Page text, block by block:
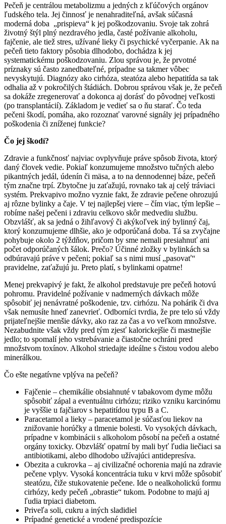
Pečeň je centrálou metabolizmu a jedných z kľúčových orgánov
ľudského tela. Jej činnosť je nenahraditeľná, avšak súčasná
moderná doba „prispieva“ k jej poškodzovaniu. Svoje tak zohrá
životný štýl plný nezdravého jedla, časté požívanie alkoholu,
fajčenie, ale tiež stres, užívané lieky či psychické vyčerpanie. Ak na
pečeň tieto faktory pôsobia dlhodobo, dochádza k jej
systematickému poškodzovaniu. Zlou správou je, že prvotné
príznaky sú často zanedbateľné, prípadne sa takmer vôbec
nevyskytujú. Diagnózy ako cirhóza, steatóza alebo hepatitída sa tak
odhalia až v pokročilých štádiách. Dobrou správou však je, že pečeň
sa dokáže zregenerovať a dokonca aj dorásť do pôvodnej veľkosti
(po transplantácií). Základom je vedieť sa o ňu starať. Čo teda
pečeni škodí, pomáha, ako rozoznať varovné signály jej prípadného
poškodenia či zníženej funkcie?
Čo jej škodí?
Zdravie a funkčnosť najviac ovplyvňuje práve spôsob života, ktorý
daný človek vedie. Pokiaľ konzumujeme množstvo tučných alebo
pikantných jedál, údenín či mäsa, a to na dennodennej báze, pečeň
tým značne trpí. Zbytočne ju zaťažujú, rovnako tak aj celý tráviaci
systém. Prekvapivo možno vyznie fakt, že zdravie pečene ohrozujú
aj rôzne bylinky a čaje. V tej najlepšej viere – čím viac, tým lepšie –
robíme našej pečeni i zdraviu celkovo skôr medvediu službu.
Obzvlášť, ak sa jedná o žihľavový či akýkoľvek iný bylinný čaj,
ktorý konzumujeme dlhšie, ako je odporúčaná doba. Tá sa zvyčajne
pohybuje okolo 2 týždňov, pričom by sme nemali presiahnuť ani
počet odporúčaných šálok. Prečo? Účinné zložky v bylinkách sa
odbúravajú práve v pečeni; pokiaľ sa s nimi musí „pasovať“
pravidelne, zaťažujú ju. Preto platí, s bylinkami opatrne!
Menej prekvapivý je fakt, že alkohol predstavuje pre pečeň hotovú
pohromu. Pravidelné požívanie v nadmerných dávkach môže
spôsobiť jej nenávratné poškodenie, tzv. cirhózu. Na pohárik či dva
však nemusíte hneď zanevrieť. Odborníci tvrdia, že pre telo sú vždy
prijateľnejšie menšie dávky, ako raz za čas a vo veľkom množstve.
Nezabudnite však vždy pred tým zjesť kalorickejšie či mastnejšie
jedlo; to spomalí jeho vstrebávanie a čiastočne ochráni pred
množstvom toxínov. Alkohol striedajte ideálne s čistou vodou alebo
minerálkou.
Čo ešte negatívne vplýva na pečeň?
Fajčenie – chemikálie obsiahnuté v tabakovom dyme môžu
spôsobiť zápal a eventuálnu cirhózu; riziko vzniku karcinómu
je vyššie u fajčiarov s hepatitídou typu B a C.
Paracetamol a lieky – paracetamol je súčasťou liekov na
znižovanie horúčky a tlmenie bolesti. Vo vysokých dávkach,
prípadne v kombinácii s alkoholom pôsobí na pečeň a ostatné
orgány toxicky. Obzvlášť opatrní by mali byť ľudia liečiaci sa
antibiotikami, alebo dlhodobo užívajúci antidepresíva.
Obezita a cukrovka – aj civilizačné ochorenia majú na zdravie
pečene vplyv. Vysoká koncentrácia tuku v krvi môže spôsobiť
steatózu, čiže stukovatenie pečene. Ide o nealkoholickú formu
cirhózy, kedy pečeň „obrastie“ tukom. Podobne to majú aj
ľudia trpiaci diabetom.
Priveľa soli, cukru a iných sladidiel
Prípadné genetické a vrodené predispozície